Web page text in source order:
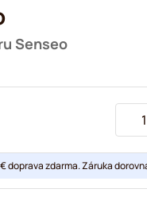
Senseo
doprava zdarma. Záruka